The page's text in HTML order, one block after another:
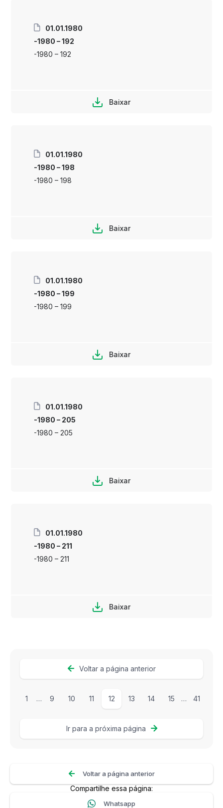
01.01.1980
-1980 – 192
-1980 – 192
Baixar
01.01.1980
-1980 – 198
-1980 – 198
Baixar
01.01.1980
-1980 – 199
-1980 – 199
Baixar
01.01.1980
-1980 – 205
-1980 – 205
Baixar
01.01.1980
-1980 – 211
-1980 – 211
Baixar
Voltar a página anterior
1 … 9 10 11 12 13 14 15 … 41
Ir para a próxima página
Voltar a página anterior
Compartilhe essa página:
Whatsapp